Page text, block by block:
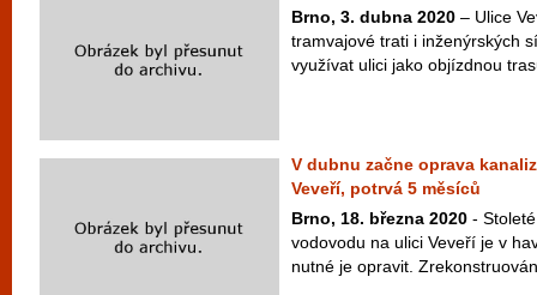
Brno, 3. dubna 2020 – Ulice
tramvajové trati i inženýrských
využívat ulici jako objízdnou
V dubnu začne oprava
Veveří, potrvá 5 měsíců
Brno, 18. března 2020 -
vodovodu na ulici Veveří je v
nutné je opravit.